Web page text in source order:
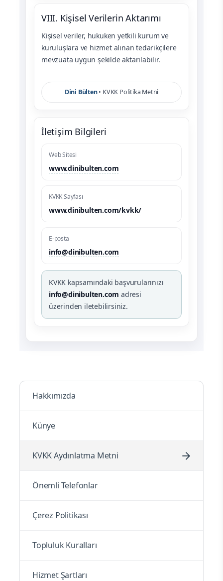
VIII. Kişisel Verilerin Aktarımı
Kişisel veriler, hukuken yetkili kurum ve
kuruluşlara ve hizmet alınan tedarikçilere
mevzuata uygun şekilde aktarılabilir.
Dini Bülten• KVKK Politika Metni
İletişim Bilgileri
Web Sitesi
www.dinibulten.com
KVKK Sayfası
www.dinibulten.com/kvkk/
E-posta
info@dinibulten.com
KVKK kapsamındaki başvurularınızı
info@dinibulten.com adresi
üzerinden iletebilirsiniz.
Hakkımızda
Künye
KVKK Aydınlatma Metni
Önemli Telefonlar
Çerez Politikası
Topluluk Kuralları
Hizmet Şartları